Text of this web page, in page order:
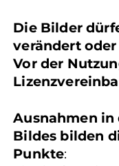
Die Bilder
verändert
Vor der
Ausnahmen in
Bildes bilden
Punkte: